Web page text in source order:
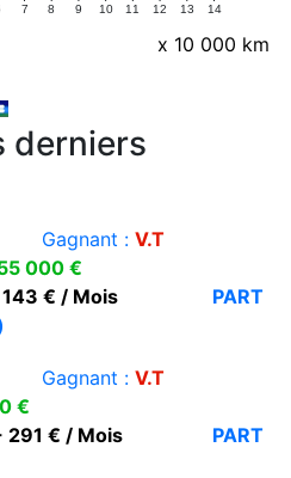
7 8 9 10 11 12 13 14
x 10 000 km
derniers
Gagnant : V.T
000 €
€ / Mois
PART
Gagnant : V.T
€
€ / Mois
PART